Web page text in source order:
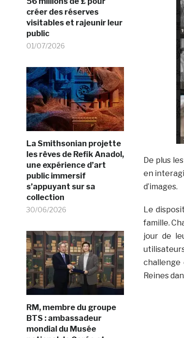
créer des réserves
visitables et rajeunir leur
public
01/07/2026
La Smithsonian projette
les rêves de Refik Anadol,
une expérience d’art
public immersif
s’appuyant sur sa
collection
30/06/2026
RM, membre du groupe
BTS : ambassadeur
mondial du Musée
De plus
en
d’images.
Le
famille.
jour de
challenge
Reines